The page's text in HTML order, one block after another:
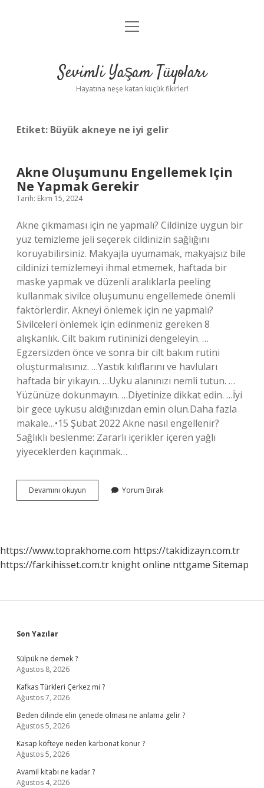
Anasayfa
Yasal Uyarı
menüyü
Sevimli Yaşam Tüyoları
Hayatına neşe katan küçük fikirler!
Etiket: Büyük akneye ne iyi gelir
Akne Oluşumunu Engellemek Için
Ne Yapmak Gerekir
Tarih: Ekim 15, 2024
Akne çıkmaması için ne yapmalı? Cildinize uygun bir
yüz temizleme jeli seçerek cildinizin sağlığını
koruyabilirsiniz. Makyajla uyumamak, makyajsız bile
cildinizi temizlemeyi ihmal etmemek, haftada bir
maske yapmak ve düzenli aralıklarla peeling
kullanmak sivilce oluşumunu engellemede önemli
faktörlerdir. Akneyi önlemek için ne yapmalı?
Sivilceleri önlemek için edinmeniz gereken 8
alışkanlık. Cilt bakım rutininizi dengeleyin. …
Egzersizden önce ve sonra bir cilt bakım rutini
oluşturmalısınız. …Yastık kılıflarını ve havluları
haftada bir yıkayın. …Uyku alanınızı nemli tutun. …
Yüzünüze dokunmayın. …Diyetinize dikkat edin. …İyi
bir gece uykusu aldığınızdan emin olun.Daha fazla
makale…•15 Şubat 2022 Akne nasıl engellenir?
Sağlıklı beslenme: Zararlı içerikler içeren yağlı
yiyeceklerden kaçınmak…
Devamını okuyun
Oluşumunu
Gerekir
Yorum Bırak
https://www.toprakhome.com https://takidizayn.com.tr
https://farkihisset.com.tr knight online nttgame Sitemap
Sidebar
Son Yazılar
Sülpük ne demek ?
Ağustos 8, 2026
Kafkas Türkleri Çerkez mi ?
Ağustos 7, 2026
Beden dilinde elin çenede olması ne anlama gelir ?
Ağustos 5, 2026
Kasap köfteye neden karbonat konur ?
Ağustos 5, 2026
Avamil kitabı ne kadar ?
Ağustos 4, 2026